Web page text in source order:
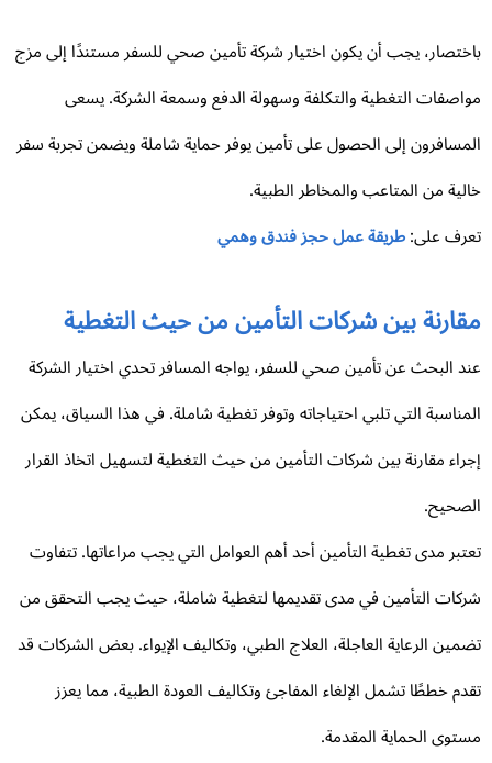
يجب أن يكون اختيار شركة تأمين صحي للسفر مستندًا إلى مزج
التغطية والتكلفة وسهولة الدفع وسمعة الشركة. يسعى
إلى الحصول على تأمين يوفر حماية شاملة ويضمن تجربة سفر
من المتاعب والمخاطر الطبية.
على:طريقة عمل حجز فندق وهمي
بين شركات التأمين من حيث التغطية
البحث عن تأمين صحي للسفر، يواجه المسافر تحدي اختيار الشركة
التي تلبي احتياجاته وتوفر تغطية شاملة. في هذا السياق، يمكن
مقارنة بين شركات التأمين من حيث التغطية لتسهيل اتخاذ القرار
مدى تغطية التأمين أحد أهم العوامل التي يجب مراعاتها. تتفاوت
التأمين في مدى تقديمها لتغطية شاملة، حيث يجب التحقق من
الرعاية العاجلة، العلاج الطبي، وتكاليف الإيواء. بعض الشركات قد
خططًا تشمل الإلغاء المفاجئ وتكاليف العودة الطبية، مما يعزز
الحماية المقدمة.